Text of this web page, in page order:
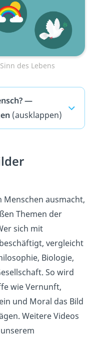
des Lebens
—
(ausklappen)
Menschen ausmacht,
Themen der
sich mit
vergleicht
Biologie,
So wird
wie Vernunft,
und Moral das Bild
Weitere Videos